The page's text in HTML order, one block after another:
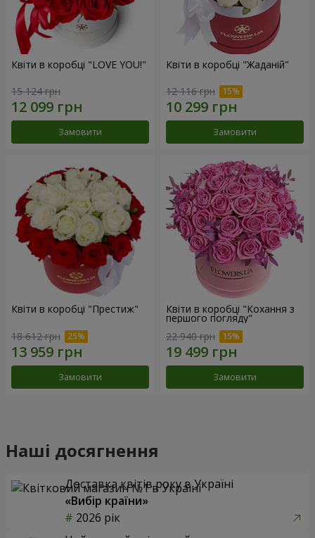
Квіти в коробці "LOVE YOU!"
15 124 грн
Замовити
Квіти в коробці "Жаданій"
12 116 грн
Замовити
Квіти в коробці "Престиж"
18 612 грн
Замовити
Квіти в коробці "Кохання з
першого погляду"
22 940 грн
Замовити
Наші досягнення
Доставка квітів року в Україні
«Вибір країни»
2026 рік